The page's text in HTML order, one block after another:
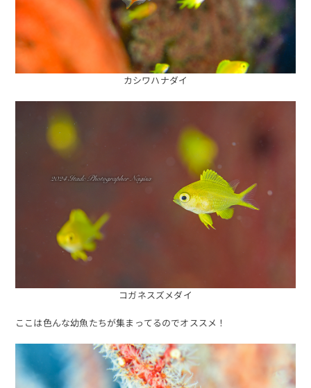
カシワハナダイ
コガネスズメダイ
ここは色んな幼魚たちが集まってるのでオススメ！